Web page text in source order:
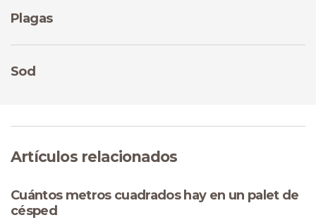
Plagas
Sod
Artículos relacionados
Cuántos metros cuadrados hay en un palet de
césped